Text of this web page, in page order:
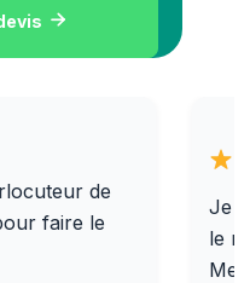

de
faire le
Je
le